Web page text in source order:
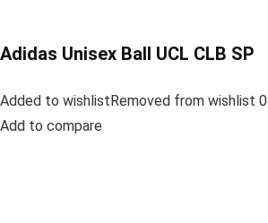
Adidas Unisex Ball UCL CLB SP
Added to wishlistRemoved from wishlist 0
Add to compare